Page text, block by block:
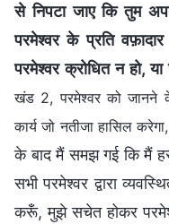
से निपटा जाए कि तुम
परमेश्वर के प्रति
परमेश्वर क्रोधित न हो,
खंड 2, परमेश्वर को जानने
कार्य जो नतीजा हासिल
के बाद मैं समझ गई कि मैं
सभी परमेश्वर द्वारा
करूँ, मुझे सचेत होकर